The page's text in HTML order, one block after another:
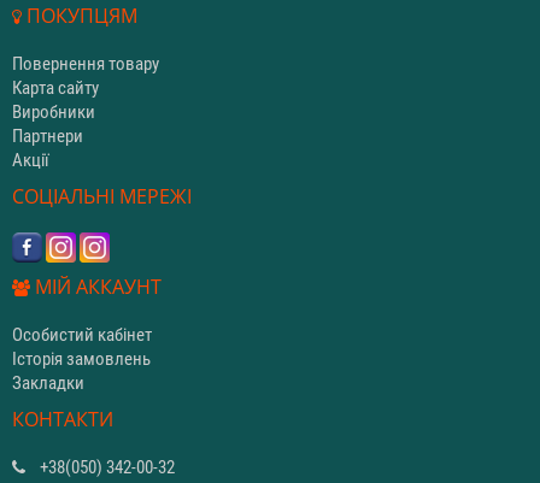
ПОКУПЦЯМ
Повернення товару
Карта сайту
Виробники
Партнери
Акції
СОЦІАЛЬНІ МЕРЕЖІ
МІЙ АККАУНТ
Особистий кабінет
Історія замовлень
Закладки
КОНТАКТИ
+38(050) 342-00-32